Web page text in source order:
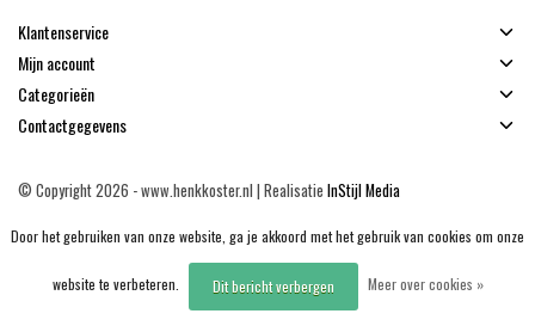
Klantenservice
Mijn account
Categorieën
Contactgegevens
© Copyright 2026 - www.henkkoster.nl | Realisatie InStijl Media
Door het gebruiken van onze website, ga je akkoord met het gebruik van cookies om onze
website te verbeteren. Dit bericht verbergen Meer over cookies »